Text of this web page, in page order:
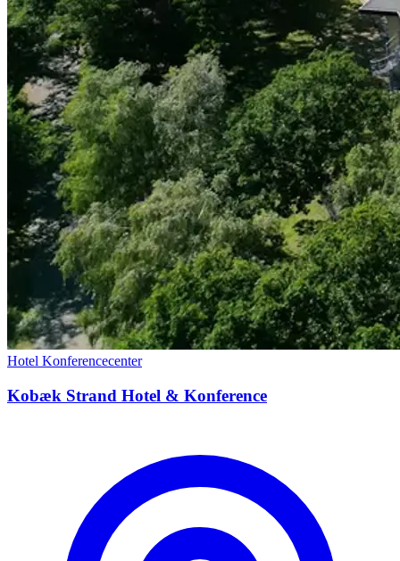
Hotel Konferencecenter
Kobæk Strand Hotel & Konference